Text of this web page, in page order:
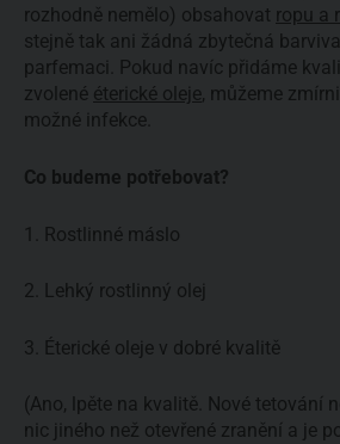
rozhodně nemělo) obsahovat ropu a
stejně tak ani žádná zbytečná
parfemaci. Pokud navíc přidáme
zvolené éterické oleje, můžeme
možné infekce.
Co budeme potřebovat?
1. Rostlinné máslo
2. Lehký rostlinný olej
3. Éterické oleje v dobré kvalitě
(Ano, lpěte na kvalitě. Nové tetování
nic jiného než otevřené zranění a je